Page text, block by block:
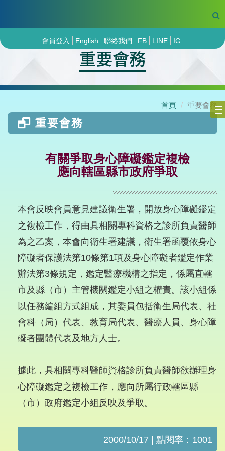
會員登入 English 聯絡我們 FB LINE IG
重要會務
首頁 重要會務
重要會務
有關爭取身心障礙鑑定複檢
應向轄區縣市政府爭取
本會反映會員意見建議衛生署，開放身心障礙鑑定
之複檢工作，得由具相關專科資格之診所負責醫師
為之乙案，本會向衛生署建議，衛生署函覆依身心
障礙者保護法第10條第1項及身心障礙者鑑定作業
辦法第3條規定，鑑定醫療機構之指定，係屬直轄
市及縣（市）主管機關鑑定小組之權責。該小組係
以任務編組方式組成，其委員包括衛生局代表、社
會科（局）代表、教育局代表、醫療人員、身心障
礙者團體代表及地方人士。
據此，具相關專科醫師資格診所負責醫師欲辦理身
心障礙鑑定之複檢工作，應向所屬行政轄區縣
（市）政府鑑定小組反映及爭取。
2000/10/17 | 點閱率：1001